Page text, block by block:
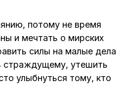
потому не время
и мечтать о мирских
силы на малые дела
страждущему, утешить
улыбнуться тому, кто